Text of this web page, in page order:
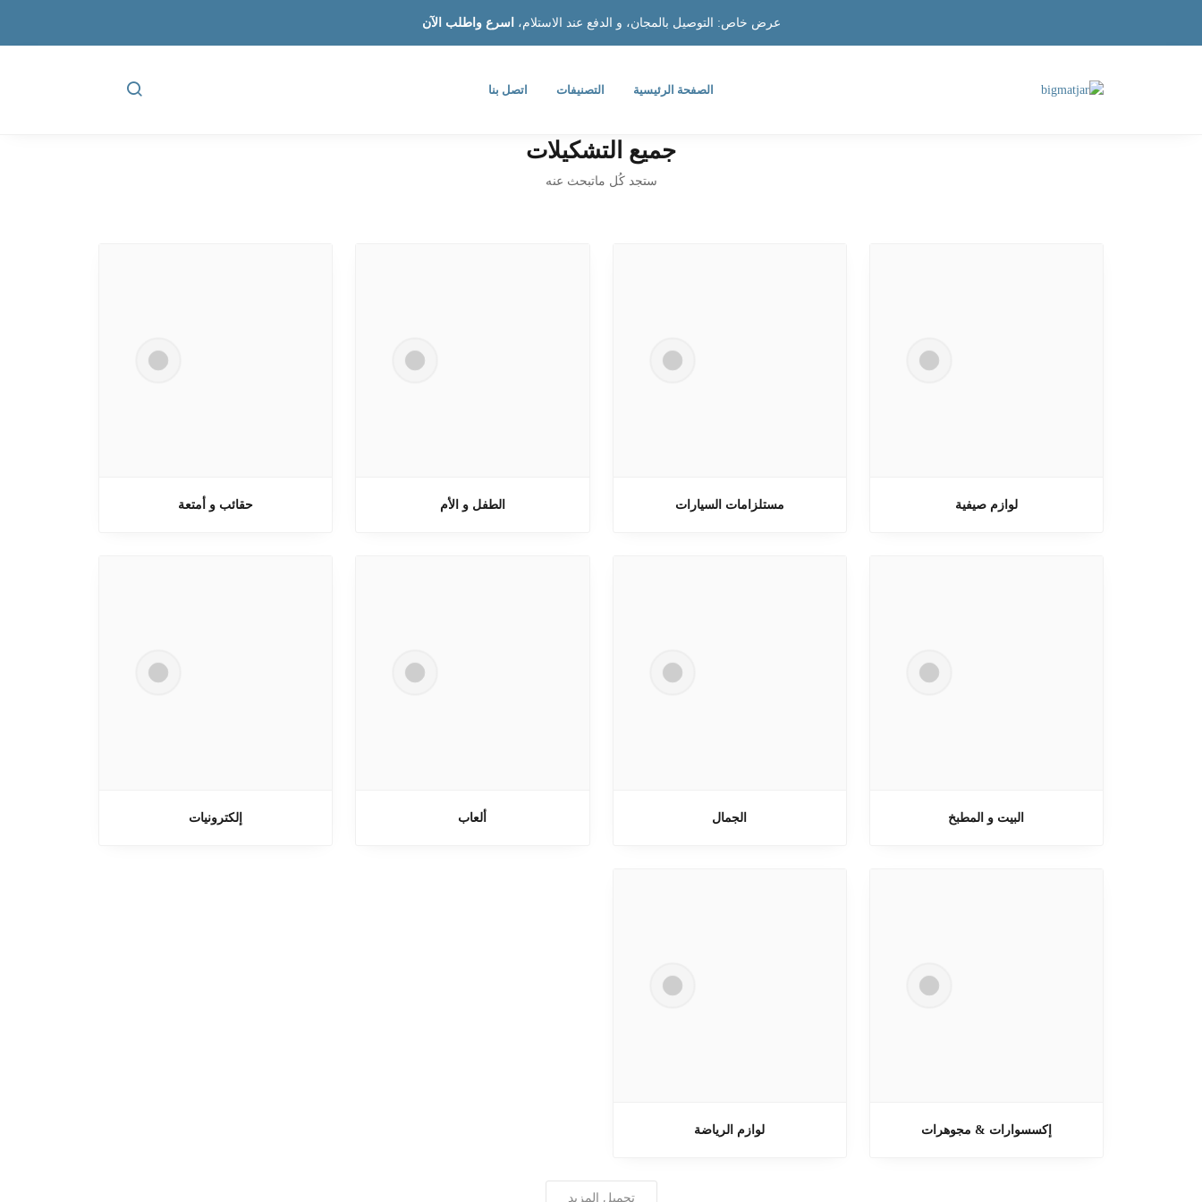
عرض خاص: التوصيل بالمجان، و الدفع عند الاستلام، اسرع واطلب الآن
الصفحة الرئيسية التصنيفات اتصل بنا
جميع التشكيلات
ستجد كُل ماتبحث عنه
لوازم صيفية مستلزامات السيارات الطفل و الأم حقائب و أمتعة
البيت و المطبخ الجمال ألعاب إلكترونيات
إكسسوارات & مجوهرات لوازم الرياضة
تحميل المزيد